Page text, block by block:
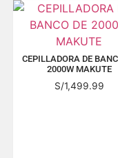
CEPILLADORA DE
2000W MAKUTE
S/1,499.99